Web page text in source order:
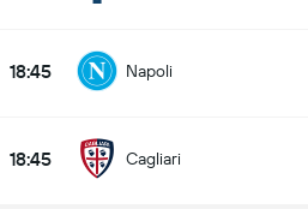
18:45 Napoli
18:45 Cagliari